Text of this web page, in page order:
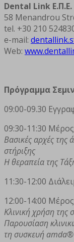
Dental Link Ε.Π.Ε.
58 Menandrou
tel. +30 210
e-mail:
Web:
Πρόγραμμα
09:00-09.30
09:30-11:30 Μέρος
Βασικές αρχές της
στήριξης
Η θεραπεία της
11:30-12:00
12:00-14:00 Μέρος
Κλινική χρήση
Παρουσίαση
τη συσκευή amda®